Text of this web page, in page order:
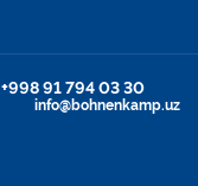
+998 91 794 03 30
info@bohnenkamp.uz